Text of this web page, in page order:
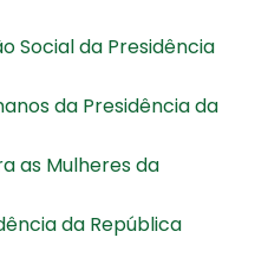
Social da Presidência
da Presidência da
as Mulheres da
da República